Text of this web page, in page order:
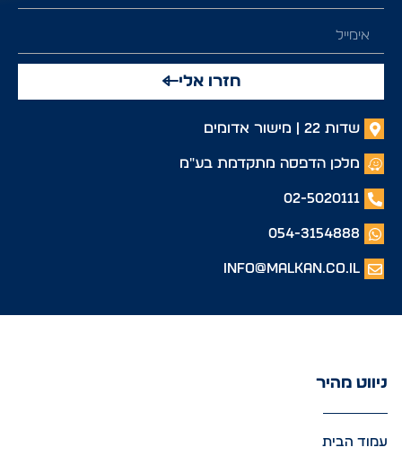
חזרו אלי
שדות 22 | מישור אדומים
מלכן הדפסה מתקדמת בע"מ
02-5020111
054-3154888
info@malkan.co.il
ניווט מהיר
עמוד הבית